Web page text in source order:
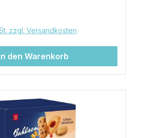
(a ca. 27,5g)
zzgl. Versandkosten
den Warenkorb